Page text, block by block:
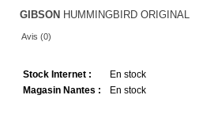
GIBSON HUMMINGBIRD ORIGINAL
Avis (0)
Stock Internet :
En stock
Magasin Nantes :
En stock